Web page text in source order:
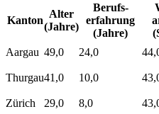
Kanton
Alter
(Jahre)
Berufs­
erfahrung
(Jahre)
Aargau 49,0 24,0
Thurgau41,0 10,0
Zürich
29,0 8,0